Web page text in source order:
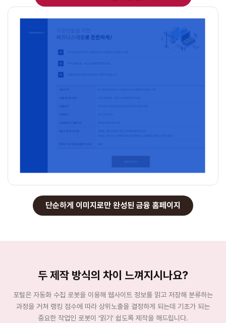
단순하게 이미지로만 완성된 금융 홈페이지
두 제작 방식의 차이 느껴지시나요?
포털은 자동화 수집 로봇을 이용해 웹사이트 정보를 읽고 저장해 분류하는
과정을 거쳐 랭킹 점수에 따라 상위노출을 결정하게 되는데 기초가 되는
중요한 작업인 로봇이 ‘읽기’ 쉽도록 제작을 해드립니다.